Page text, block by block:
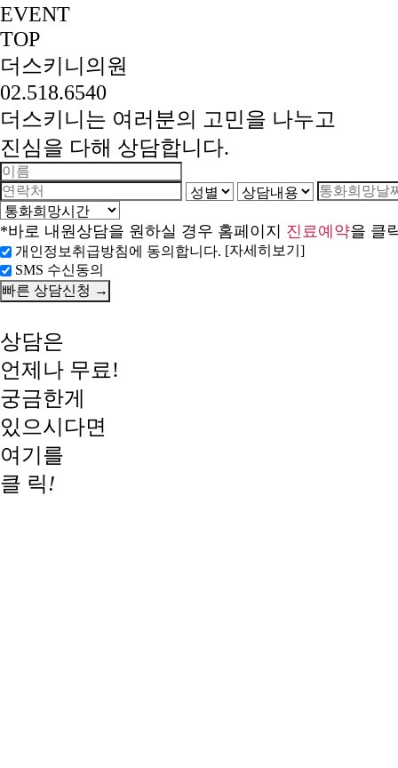
EVENT
TOP
더스키니의원
02.518.6540
더스키니는 여러분의 고민을 나누고
진심을 다해 상담합니다.
*바로 내원상담을 원하실 경우 홈페이지 진료예약을 클
개인정보취급방침에 동의합니다. [자세히보기]
SMS 수신동의
상담은
언제나 무료!
궁금한게
있으시다면
여기를
클 릭!